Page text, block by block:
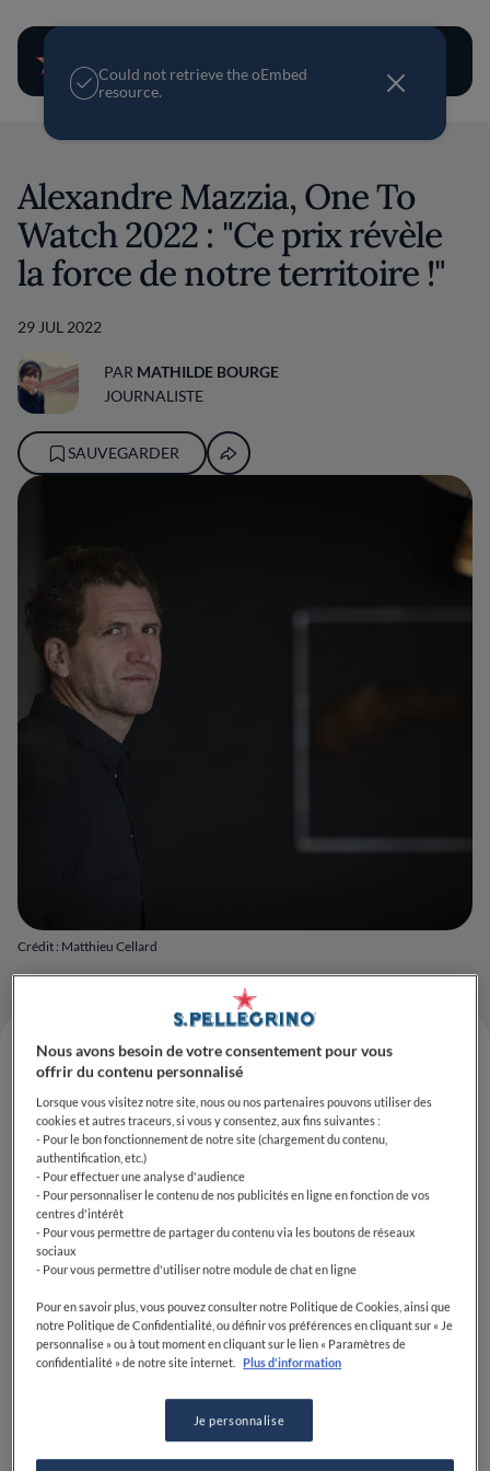
User account
M
e
a
d
'
e
r
r
e
r
Could not retrieve the oEmbed
resource.
Crédit : Matthieu Cellard
Alexandre Mazzia, One To
Watch 2022 : "Ce prix révèle
la force de notre territoire !"
29 JUL 2022
PAR MATHILDE BOURGE
JOURNALISTE
SAUVEGARDER
Le 14 juin dernier,The World's 50 Best
palmarès 2022. Parmi les lauréats de cette édition
figure un Français :Alexandre Mazzia, à la tête du
restaurantAMà Marseille, décoré du prix
(restaurant à suivre de près). Déjà détenteur
de trois étoiles au Guide Michelin, son établissement
se hisse également à la 80e place du classement des
Nous avons besoin de votre consentement pour vous
offrir du contenu personnalisé
Lorsque vous visitez notre site, nous ou nos partenaires pouvons utiliser des
cookies et autres traceurs, si vous y consentez, aux fins suivantes :
- Pour le bon fonctionnement de notre site (chargement du contenu,
authentification, etc.)
- Pour effectuer une analyse d'audience
- Pour personnaliser le contenu de nos publicités en ligne en fonction de vos
centres d'intérêt
- Pour vous permettre de partager du contenu via les boutons de réseaux
sociaux
- Pour vous permettre d'utiliser notre module de chat en ligne
Pour en savoir plus, vous pouvez consulter notre Politique de Cookies, ainsi que
notre Politique de Confidentialité, ou définir vos préférences en cliquant sur « Je
personnalise » ou à tout moment en cliquant sur le lien « Paramètres de
confidentialité » de notre site internet.
Plus d'information
Je personnalise